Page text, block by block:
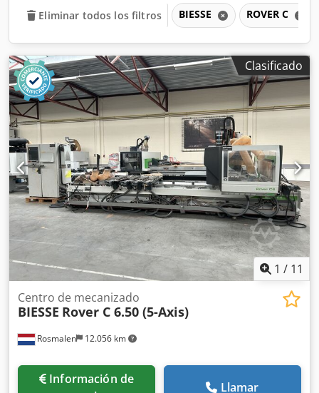
Eliminar todos los filtros BIESSE ROVER C
Clasificado
1 / 11
Rosmalen 12.056 km
Centro de mecanizado
BIESSE Rover C 6.50 (5-Axis)
Información de
Llamar